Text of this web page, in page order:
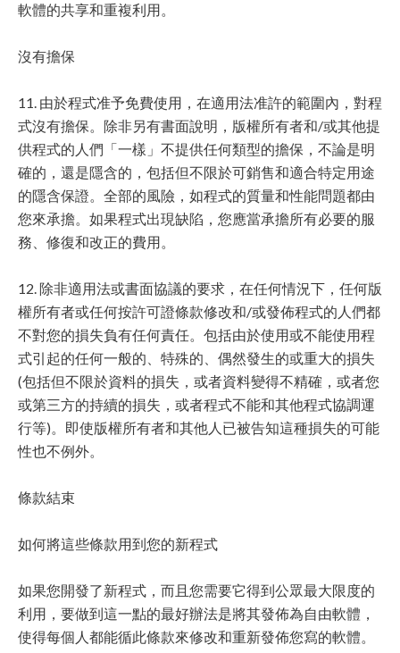
軟體的共享和重複利用。
沒有擔保
11. 由於程式准予免費使用，在適用法准許的範圍內，對程
式沒有擔保。除非另有書面說明，版權所有者和/或其他提
供程式的人們「一樣」不提供任何類型的擔保，不論是明
確的，還是隱含的，包括但不限於可銷售和適合特定用途
的隱含保證。全部的風險，如程式的質量和性能問題都由
您來承擔。如果程式出現缺陷，您應當承擔所有必要的服
務、修復和改正的費用。
12. 除非適用法或書面協議的要求，在任何情況下，任何版
權所有者或任何按許可證條款修改和/或發佈程式的人們都
不對您的損失負有任何責任。包括由於使用或不能使用程
式引起的任何一般的、特殊的、偶然發生的或重大的損失
(包括但不限於資料的損失，或者資料變得不精確，或者您
或第三方的持續的損失，或者程式不能和其他程式協調運
行等)。即使版權所有者和其他人已被告知這種損失的可能
性也不例外。
條款結束
如何將這些條款用到您的新程式
如果您開發了新程式，而且您需要它得到公眾最大限度的
利用，要做到這一點的最好辦法是將其發佈為自由軟體，
使得每個人都能循此條款來修改和重新發佈您寫的軟體。